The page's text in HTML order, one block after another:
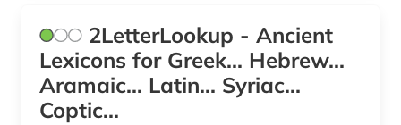
automatische sprachproduktion (1)
autor (9)
Zypern (1)
2LetterLookup - Ancient
Lexicons for Greek... Hebrew...
Aramaic... Latin... Syriac...
Coptic...